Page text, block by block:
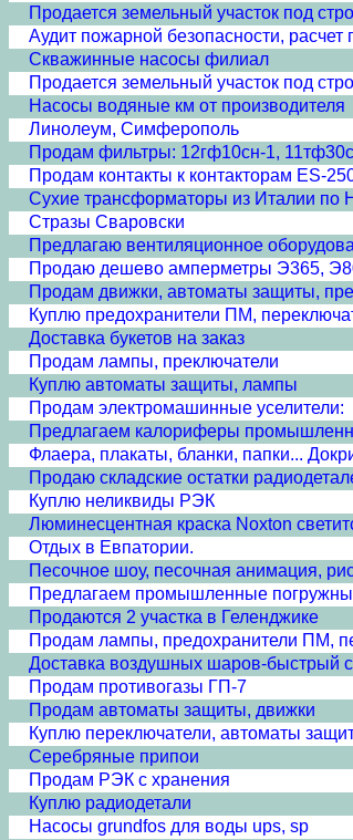
Продается земельный участок под
Аудит пожарной безопасности,
Скважинные насосы филиал
Продается земельный участок под
Насосы водяные км от производителя
Линолеум, Симферополь
Продам фильтры: 12гф10сн-1,
Продам контакты к контакторам ES-
Сухие трансформаторы из Италии
Стразы Сваровски
Предлагаю вентиляционное
Продаю дешево амперметры Э365,
Продам движки, автоматы защиты,
Куплю предохранители ПМ,
Доставка букетов на заказ
Продам лампы, преключатели
Куплю автоматы защиты, лампы
Продам электромашинные уселители:
Предлагаем калориферы
Флаера, плакаты, бланки, папки...
Продаю складские остатки
Куплю неликвиды РЭК
Люминесцентная краска Noxton
Отдых в Евпатории.
Песочное шоу, песочная анимация,
Предлагаем промышленные
Продаются 2 участка в Геленджике
Продам лампы, предохранители ПМ,
Доставка воздушных шаров-быстрый
Продам противогазы ГП-7
Продам автоматы защиты, движки
Куплю переключатели, автоматы
Серебряные припои
Продам РЭК с хранения
Куплю радиодетали
Насосы grundfos для воды ups, sp